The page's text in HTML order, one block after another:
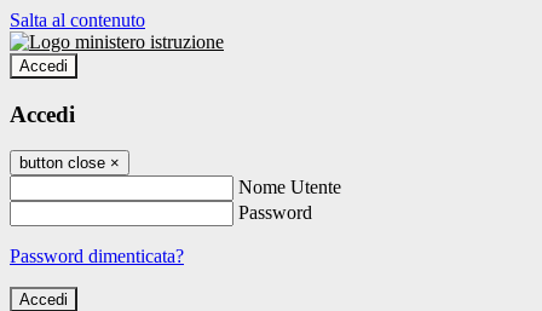
Salta al contenuto
Accedi
Accedi
button close ×
Nome Utente
Password
Password dimenticata?